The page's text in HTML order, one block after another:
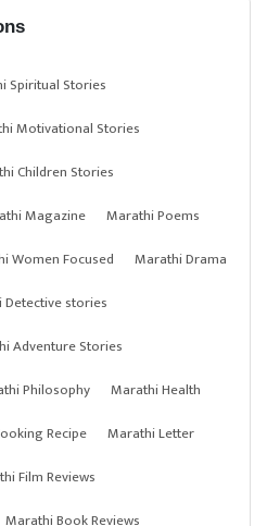
Spiritual Stories
Motivational Stories
Children Stories
Magazine
Marathi Poems
Women Focused
Marathi Drama
stories
Adventure Stories
Philosophy
Marathi Health
Recipe
Marathi Letter
Film Reviews
Marathi Book Reviews